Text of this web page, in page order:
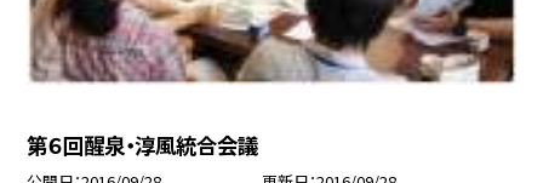
第６回醒泉・淳風統合会議